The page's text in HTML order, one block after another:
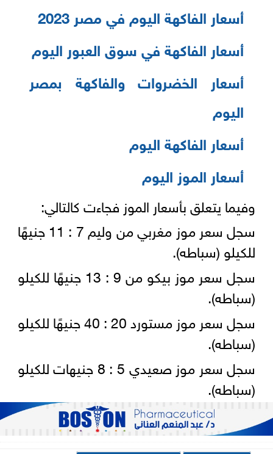
أسعار الفاكهة اليوم في مصر 2023
أسعار الفاكهة في سوق العبور اليوم
أسعار الخضروات والفاكهة بمصر
اليوم
أسعار الفاكهة اليوم
أسعار الموز اليوم
وفيما يتعلق بأسعار الموز فجاءت كالتالي:
سجل سعر موز مغربي من وليم 7 : 11 جنيهًا
للكيلو (سباطه).
سجل سعر موز بيكو من 9 : 13 جنيهًا للكيلو
(سباطه).
سجل سعر موز مستورد 20 : 40 جنيهًا للكيلو
(سباطه).
سجل سعر موز صعيدي 5 : 8 جنيهات للكيلو
(سباطه).